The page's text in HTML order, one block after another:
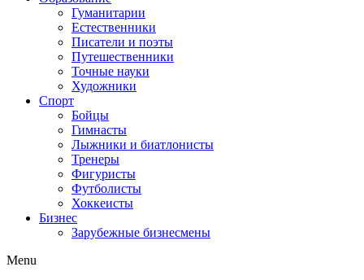
Гуманитарии
Естественники
Писатели и поэты
Путешественники
Точные науки
Художники
Спорт
Бойцы
Гимнасты
Лыжники и биатлонисты
Тренеры
Фигуристы
Футболисты
Хоккеисты
Бизнес
Зарубежные бизнесмены
Menu